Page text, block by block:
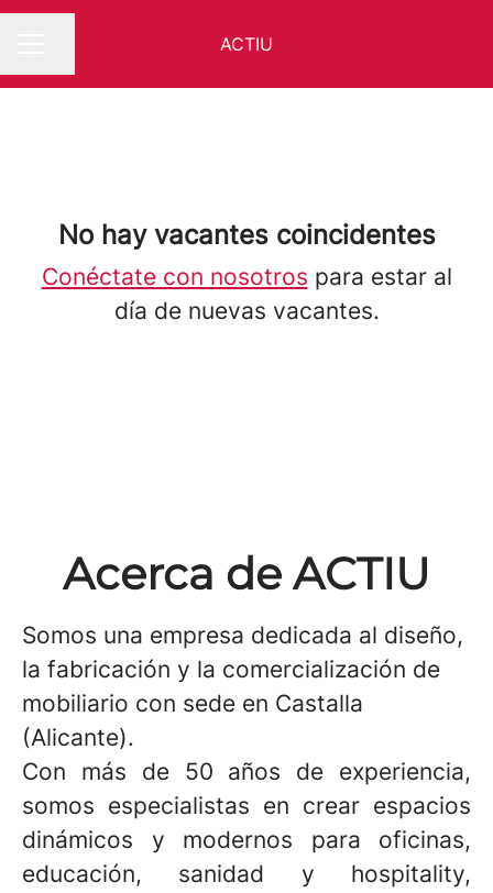
ACTIU
No hay vacantes coincidentes
Conéctate con nosotros para estar al
día de nuevas vacantes.
Acerca de ACTIU
Somos una empresa dedicada al diseño,
la fabricación y la comercialización de
mobiliario con sede en Castalla
(Alicante).
Con más de 50 años de experiencia,
somos especialistas en crear espacios
dinámicos y modernos para oficinas,
educación, sanidad y hospitality,